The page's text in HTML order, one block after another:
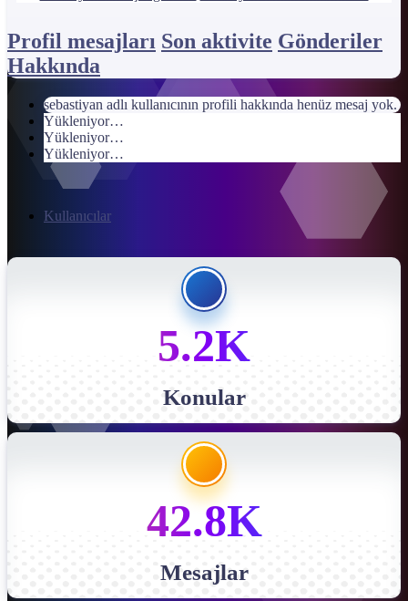
Profil mesajları Son aktivite Gönderiler
Hakkında
sebastiyan adlı kullanıcının profili hakkında henüz mesaj yok.
Yükleniyor…
Yükleniyor…
Yükleniyor…
Kullanıcılar
5.2K
Konular
42.8K
Mesajlar